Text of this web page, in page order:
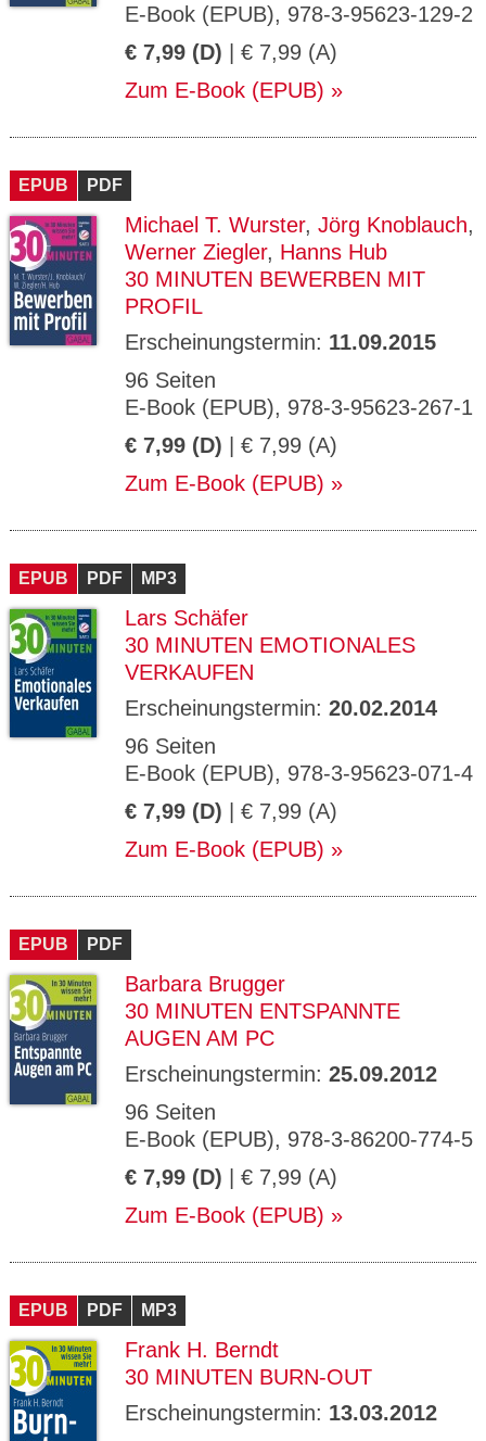
E-Book (EPUB), 978-3-95623-129-2
€ 7,99 (D) | € 7,99 (A)
Zum E-Book (EPUB)
EPUB PDF
Michael T. Wurster, Jörg Knoblauch,
Werner Ziegler, Hanns Hub
30 MINUTEN BEWERBEN MIT
PROFIL
Erscheinungstermin: 11.09.2015
96 Seiten
E-Book (EPUB), 978-3-95623-267-1
€ 7,99 (D) | € 7,99 (A)
Zum E-Book (EPUB)
EPUB PDF MP3
Lars Schäfer
30 MINUTEN EMOTIONALES
VERKAUFEN
Erscheinungstermin: 20.02.2014
96 Seiten
E-Book (EPUB), 978-3-95623-071-4
€ 7,99 (D) | € 7,99 (A)
Zum E-Book (EPUB)
EPUB PDF
Barbara Brugger
30 MINUTEN ENTSPANNTE
AUGEN AM PC
Erscheinungstermin: 25.09.2012
96 Seiten
E-Book (EPUB), 978-3-86200-774-5
€ 7,99 (D) | € 7,99 (A)
Zum E-Book (EPUB)
EPUB PDF MP3
Frank H. Berndt
30 MINUTEN BURN-OUT
Erscheinungstermin: 13.03.2012